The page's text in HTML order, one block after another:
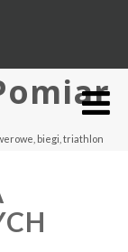
biegi, triathlon